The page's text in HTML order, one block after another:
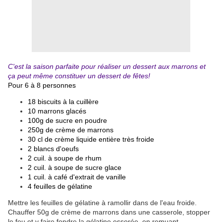
C'est la saison parfaite pour réaliser un dessert aux marrons et
ça peut même constituer un dessert de fêtes!
Pour 6 à 8 personnes
18 biscuits à la cuillère
10 marrons glacés
100g de sucre en poudre
250g de crème de marrons
30 cl de crème liquide entière très froide
2 blancs d'oeufs
2 cuil. à soupe de rhum
2 cuil. à soupe de sucre glace
1 cuil. à café d'extrait de vanille
4 feuilles de gélatine
Mettre les feuilles de gélatine à ramollir dans de l'eau froide.
Chauffer 50g de crème de marrons dans une casserole, stopper